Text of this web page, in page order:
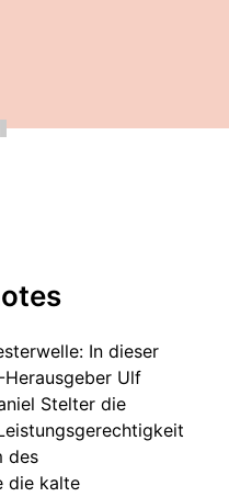
In dieser
Herausgeber Ulf
Stelter die
des
die kalte